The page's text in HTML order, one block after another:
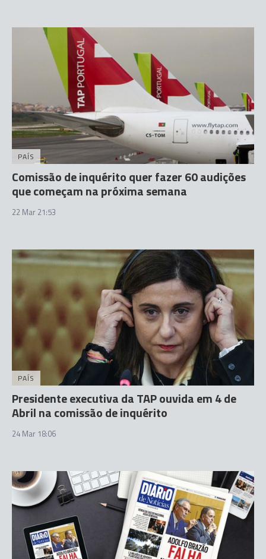
PAÍS
Comissão de inquérito quer fazer 60 audições
que começam na próxima semana
22 Mar 21:53
PAÍS
Presidente executiva da TAP ouvida em 4 de
Abril na comissão de inquérito
24 Mar 18:06